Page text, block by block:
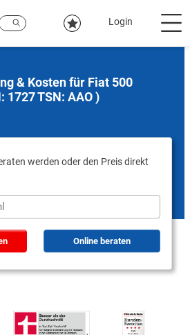
Login
& Kosten für Fiat 500
1727 TSN: AAO )
werden oder den Preis direkt
Online beraten